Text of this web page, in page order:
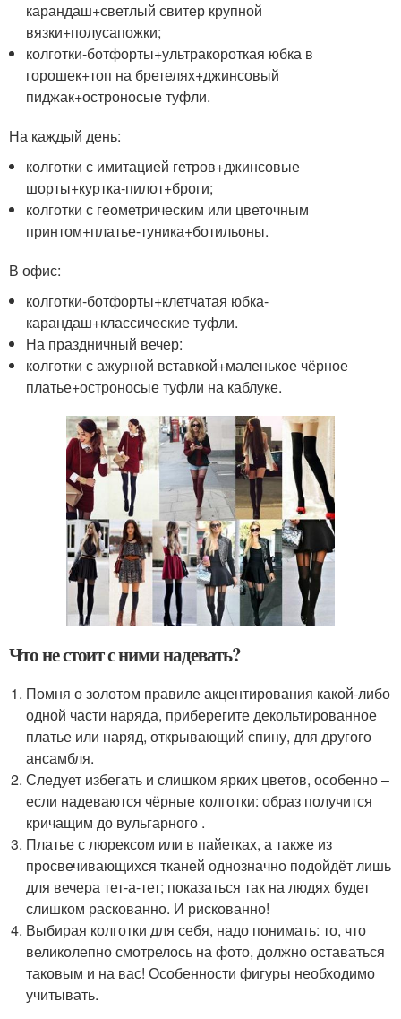
карандаш+светлый свитер крупной
вязки+полусапожки;
колготки-ботфорты+ультракороткая юбка в
горошек+топ на бретелях+джинсовый
пиджак+остроносые туфли.
На каждый день:
колготки с имитацией гетров+джинсовые
шорты+куртка-пилот+броги;
колготки с геометрическим или цветочным
принтом+платье-туника+ботильоны.
В офис:
колготки-ботфорты+клетчатая юбка-
карандаш+классические туфли.
На праздничный вечер:
колготки с ажурной вставкой+маленькое чёрное
платье+остроносые туфли на каблуке.
Что не стоит с ними надевать?
Помня о золотом правиле акцентирования какой-либо
одной части наряда, приберегите декольтированное
платье или наряд, открывающий спину, для другого
ансамбля.
Следует избегать и слишком ярких цветов, особенно –
если надеваются чёрные колготки: образ получится
кричащим до вульгарного .
Платье с люрексом или в пайетках, а также из
просвечивающихся тканей однозначно подойдёт лишь
для вечера тет-а-тет; показаться так на людях будет
слишком раскованно. И рискованно!
Выбирая колготки для себя, надо понимать: то, что
великолепно смотрелось на фото, должно оставаться
таковым и на вас! Особенности фигуры необходимо
учитывать.